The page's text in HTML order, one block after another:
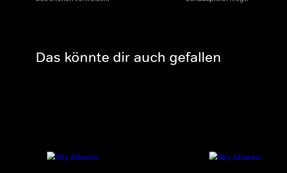
Das könnte dir auch gefallen